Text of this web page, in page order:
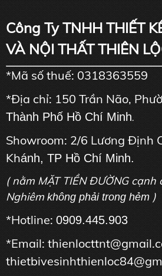
Công Ty TNHH THIẾT
VÀ NỘI THẤT THIÊN
*Mã số thuế: 0318363559
*Địa chỉ: 150 Trần Não,
Thành Phố Hồ Chí Minh.
Showroom: 2/6 Lương Định
Khánh, TP Hồ Chí Minh.
( nằm MẶT TIỀN ĐƯỜNG cạnh
Nghiêm không phải trong hẻm )
*Hotline: 0909.445.903
*Email: